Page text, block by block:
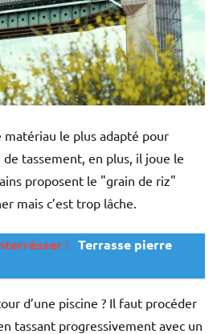
le plus adapté pour
tassement, en plus, il joue le
proposent le "grain de riz"
mais c’est trop lâche.
: Terrasse pierre
d’une piscine ? Il faut procéder
tassant progressivement avec un